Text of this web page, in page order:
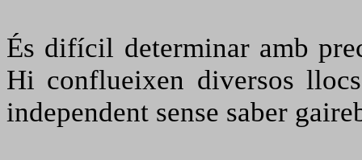
És difícil determinar amb
Hi conflueixen diversos
independent sense saber